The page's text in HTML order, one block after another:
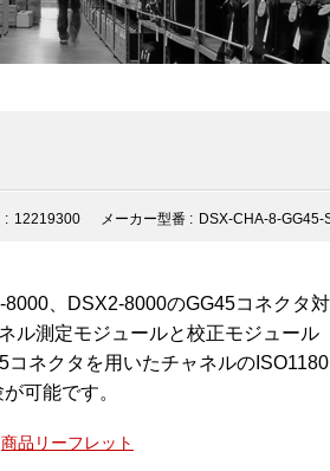
: 12219300 メーカー型番 : DSX-CHA-8-GG45-
、DSX2-8000のGG45コネクタ対
ル測定モジュールと校正モジュール
コネクタを用いたチャネルの
可能です。
商品リーフレット